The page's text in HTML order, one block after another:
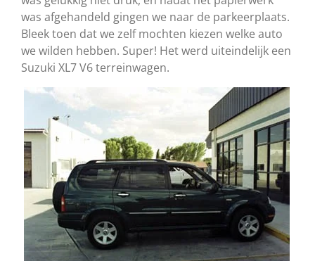
was afgehandeld gingen we naar de parkeerplaats.
Bleek toen dat we zelf mochten kiezen welke auto
we wilden hebben. Super! Het werd uiteindelijk een
Suzuki XL7 V6 terreinwagen.